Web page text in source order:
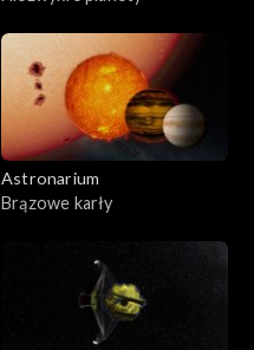
Astronarium
Brązowe karły